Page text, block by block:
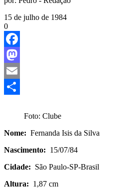
15 de julho de 1984
0
Facebook
Mastodon
Email
Foto: Clube
Nome: Fernanda Isis da Silva
Nascimento: 15/07/84
Cidade: São Paulo-SP-Brasil
Altura: 1,87 cm